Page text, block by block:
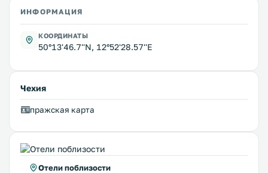
ИНФОРМАЦИЯ
КООРДИНАТЫ
50°13'46.7''N, 12°52'28.57''E
Чехия
пражская карта
Отели поблизости